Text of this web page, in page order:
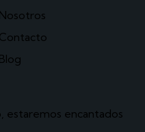
Nosotros
Contacto
Blog
estaremos encantados